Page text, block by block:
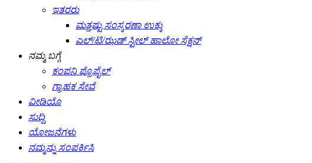
ಇತರರು
ಮತ್ತಷ್ಟು ಸಂಸ್ಕರಣಾ ಉಕ್ಕು
ಎಲ್/ಟಿ/ಝಡ್ ಸ್ಟೀಲ್ ಹಾಲೋ ಸೆಕ್ಷನ್
ನಮ್ಮ ಬಗ್ಗೆ
ಕಂಪನಿ ಪ್ರೊಫೈಲ್
ಗ್ರಾಹಕ ಸೇವೆ
ವೀಡಿಯೊ
ಸುದ್ದಿ
ಯೋಜನೆಗಳು
ನಮ್ಮನ್ನು ಸಂಪರ್ಕಿಸಿ